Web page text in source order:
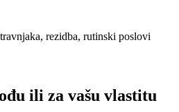
rezidba, rutinski poslovi
ili za vašu vlastitu